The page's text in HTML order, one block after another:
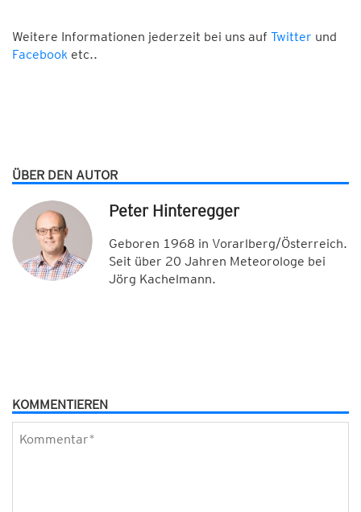
Weitere Informationen jederzeit bei uns auf Twitter und
Facebook etc..
ÜBER DEN AUTOR
Peter Hinteregger
Geboren 1968 in Vorarlberg/Österreich.
Seit über 20 Jahren Meteorologe bei
Jörg Kachelmann.
KOMMENTIEREN